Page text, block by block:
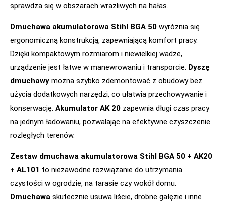
sprawdza się w obszarach wrażliwych na hałas.
Dmuchawa akumulatorowa Stihl BGA 50 wyróżnia się
ergonomiczną konstrukcją, zapewniającą komfort pracy.
Dzięki kompaktowym rozmiarom i niewielkiej wadze,
urządzenie jest łatwe w manewrowaniu i transporcie. Dyszę
dmuchawy można szybko zdemontować z obudowy bez
użycia dodatkowych narzędzi, co ułatwia przechowywanie i
konserwację. Akumulator AK 20 zapewnia długi czas pracy
na jednym ładowaniu, pozwalając na efektywne czyszczenie
rozległych terenów.
Zestaw dmuchawa akumulatorowa Stihl BGA 50 + AK20
+ AL101 to niezawodne rozwiązanie do utrzymania
czystości w ogrodzie, na tarasie czy wokół domu.
Dmuchawa skutecznie usuwa liście, drobne gałęzie i inne